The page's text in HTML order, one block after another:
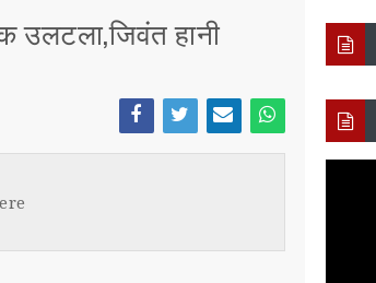
उलटला,जिवंत हानी
Face
Twi
Ema
Wh